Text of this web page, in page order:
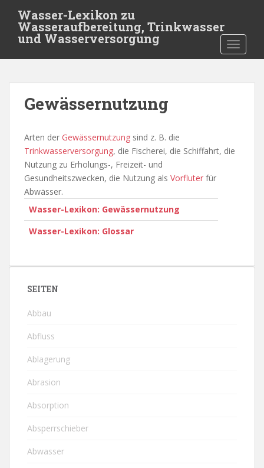
t
Wasser-Lexikon zu
Wasseraufbereitung, Trinkwasser
und Wasserversorgung
Gewässernutzung
Arten der Gewässernutzung sind z. B. die
Trinkwasserversorgung, die Fischerei, die Schiffahrt, die
Nutzung zu Erholungs-, Freizeit- und
Gesundheitszwecken, die Nutzung als Vorfluter für
Abwässer.
Wasser-Lexikon: Gewässernutzung
Wasser-Lexikon: Glossar
SEITEN
Abbau
Abfluss
Ablagerung
Abrasion
Absorption
Absperrschieber
Abwasser